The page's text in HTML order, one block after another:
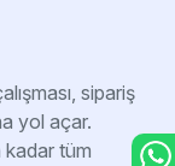
sipariş
yol açar.
tüm